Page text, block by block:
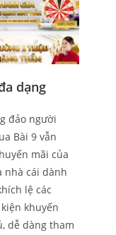
dạng
đảo người
Bài 9 vẫn
mãi của
nhà cái dành
lệ các
khuyến
dễ dàng tham